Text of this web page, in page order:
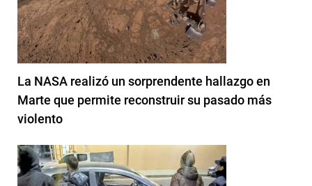
La NASA realizó un sorprendente hallazgo en
Marte que permite reconstruir su pasado más
violento